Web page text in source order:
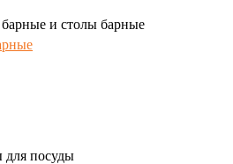
и столы барные
посуды